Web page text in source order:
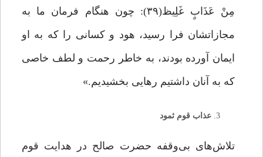
مِنْ عَذَابٍ غَلِیظ(۳۹): چون هنگام فرمان ما به
مجازاتشان فرا رسید، هود و کسانى را که به او
ایمان آورده بودند، به خاطر رحمت و لطف خاصى
که به آنان داشتیم رهایى بخشیدیم.»
عذاب قوم ثمود
تلاش‌های بی‌وقفه حضرت صالح در هدایت قوم